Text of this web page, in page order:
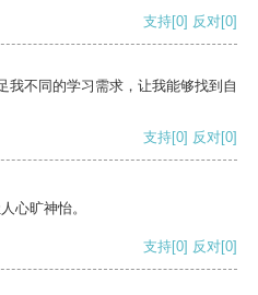
支持[0] 反对[0]
我不同的学习需求，让我能够找到自
支持[0] 反对[0]
心旷神怡。
支持[0] 反对[0]